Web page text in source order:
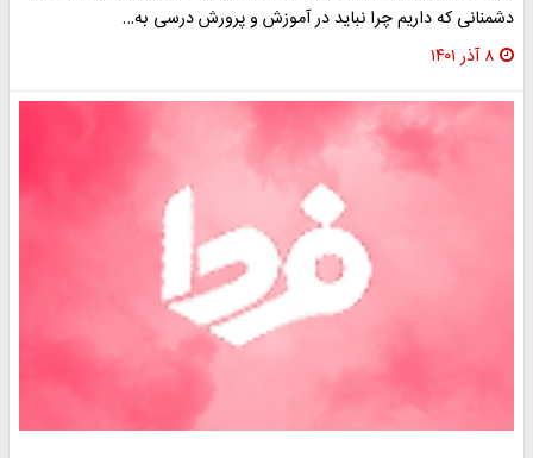
دشمنانی که داریم چرا نباید در آموزش و پرورش درسی به…
۸ آذر ۱۴۰۱